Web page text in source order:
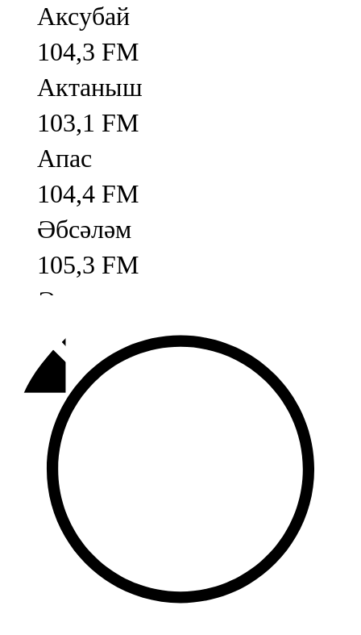
Аксубай
104,3 FM
Актаныш
103,1 FM
Апас
104,4 FM
Әбсәләм
105,3 FM
Әлмәт
92,9 FM
Базарлы матак
107,1 FM
Балык бистәсе
104,9 FM
Баулы
107,5 FM
Биләр